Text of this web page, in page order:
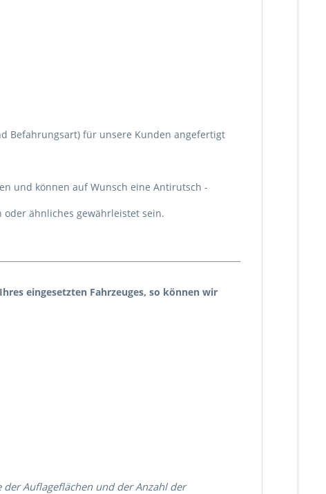
Befahrungsart) für unsere Kunden angefertigt
und können auf Wunsch eine Antirutsch -
ähnliches gewährleistet sein.
eingesetzten Fahrzeuges, so können wir
Auflageflächen und der Anzahl der